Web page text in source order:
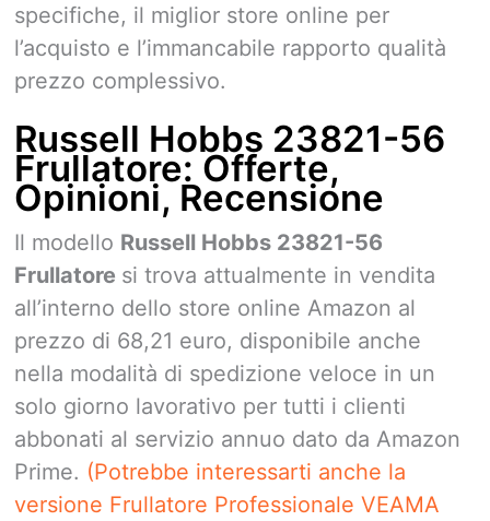
specifiche, il miglior store online per
l’acquisto e l’immancabile rapporto qualità
prezzo complessivo.
Russell Hobbs 23821-56
Frullatore: Offerte,
Opinioni, Recensione
Il modello Russell Hobbs 23821-56
Frullatore si trova attualmente in vendita
all’interno dello store online Amazon al
prezzo di 68,21 euro, disponibile anche
nella modalità di spedizione veloce in un
solo giorno lavorativo per tutti i clienti
abbonati al servizio annuo dato da Amazon
Prime. (Potrebbe interessarti anche la
versione Frullatore Professionale VEAMA